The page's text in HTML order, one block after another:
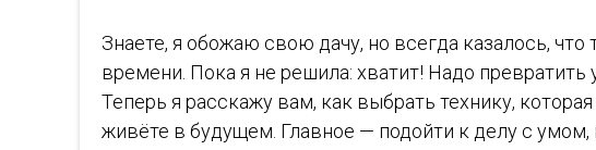
Знаете, я обожаю свою дачу, но всегда казалось,
времени. Пока я не решила: хватит! Надо
Теперь я расскажу вам, как выбрать технику,
живёте в будущем. Главное — подойти к делу с умом,